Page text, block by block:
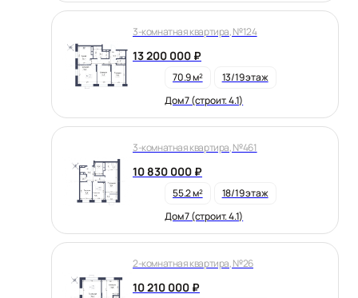
3-комнатная квартира, №124
13 200 000 ₽
70.9 м²
13/19 этаж
Дом 7 (строит. 4.1)
3-комнатная квартира, №461
10 830 000 ₽
55.2 м²
18/19 этаж
Дом 7 (строит. 4.1)
2-комнатная квартира, №26
10 210 000 ₽